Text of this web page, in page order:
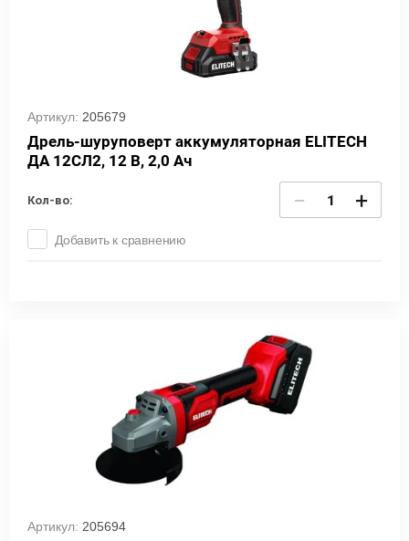
Артикул: 205679
Дрель-шуруповерт аккумуляторная ELITECH
ДА 12СЛ2, 12 В, 2,0 Ач
Кол-во: − +
Добавить к сравнению
Артикул: 205694